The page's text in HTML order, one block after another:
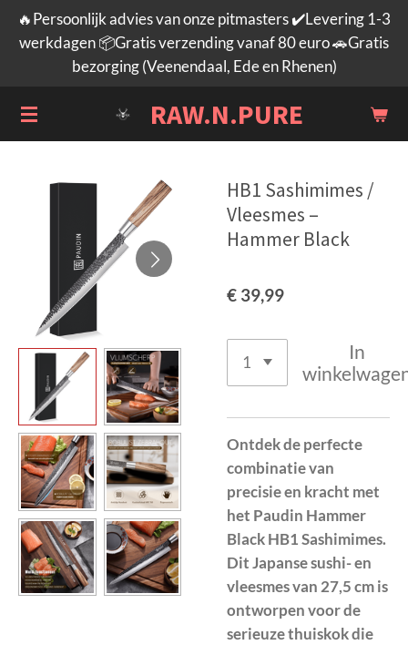
Ga
direct
hoofdinhoud
RAW.N.PURE
🔥Persoonlijk advies van onze pitmasters ✔️Levering 1-3
werkdagen 📦Gratis verzending vanaf 80 euro 🚗Gratis
bezorging (Veenendaal, Ede en Rhenen)
HB1 Sashimimes /
Vleesmes –
Hammer Black
€ 39,99
In
Ontdek de perfecte
combinatie van
precisie en kracht met
het Paudin Hammer
Black HB1 Sashimimes.
Dit Japansesushi- en
vleesmes van 27,5 cm is
ontworpen voor de
serieuze thuiskok die